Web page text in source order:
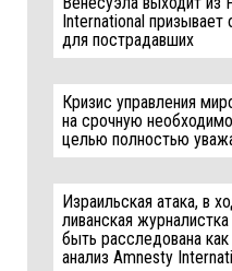
International призывает
для пострадавших
Кризис управления
на срочную
целью полностью
Израильская атака, в
ливанская
быть расследована
анализ Amnesty